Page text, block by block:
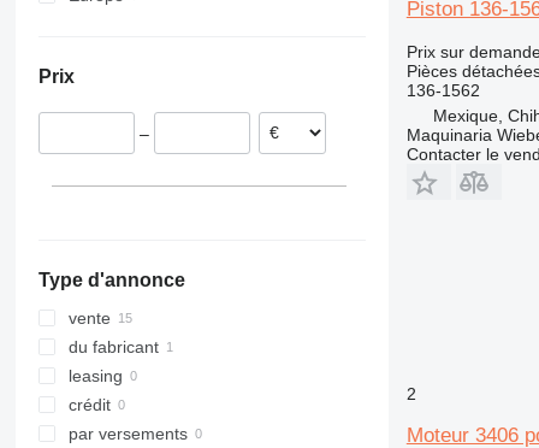
924K
930G
930H
936
936F
950GC
950H
950K
950L
962G
962H
962K
962M
963
963B
963C
963D
966
966C
966F
966G
966H
972
972G
972H
972K
973
973C
973D
980
980B
988
Pays-Bas
Italie
Prix
–
Type d'annonce
vente
du fabricant
leasing
crédit
par versements
Piston 136-
Prix sur
Pièces
136-1562
Mexique,
Maquinaria
Contacter le
2
Moteur 3406